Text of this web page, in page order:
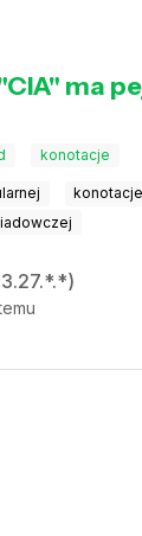
ma
konotacje